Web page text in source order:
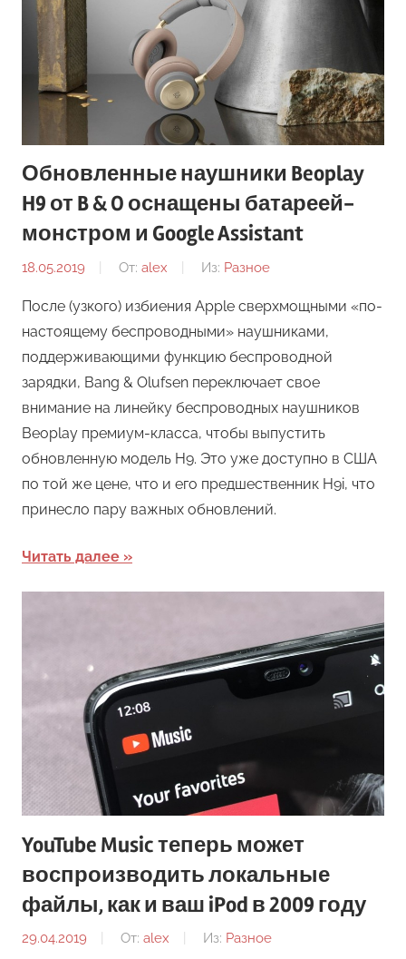
Обновленные наушники Beoplay
H9 от B & O оснащены батареей-
монстром и Google Assistant
18.05.2019 От: alex Из: Разное
После (узкого) избиения Apple сверхмощными «по-
настоящему беспроводными» наушниками,
поддерживающими функцию беспроводной
зарядки, Bang & Olufsen переключает свое
внимание на линейку беспроводных наушников
Beoplay премиум-класса, чтобы выпустить
обновленную модель H9. Это уже доступно в США
по той же цене, что и его предшественник H9i, что
принесло пару важных обновлений.
Читать далее
YouTube Music теперь может
воспроизводить локальные
файлы, как и ваш iPod в 2009 году
29.04.2019 От: alex Из: Разное